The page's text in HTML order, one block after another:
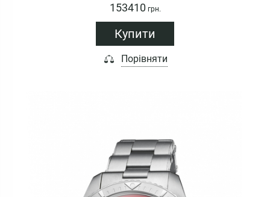
153410 грн.
Купити
Порівняти